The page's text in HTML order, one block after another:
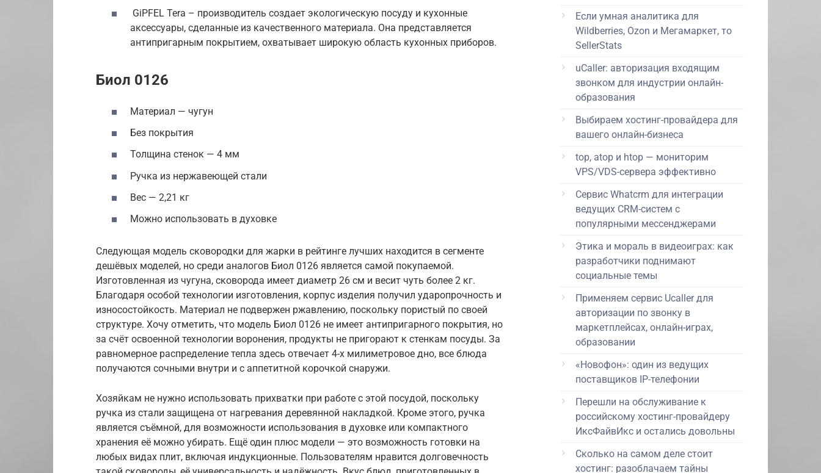
GiPFEL Tera – производитель создает экологическую посуду и кухонные
аксессуары, сделанные из качественного материала. Она представляется
антипригарным покрытием, охватывает широкую область кухонных приборов.
Биол 0126
Материал — чугун
Без покрытия
Толщина стенок — 4 мм
Ручка из нержавеющей стали
Вес — 2,21 кг
Можно использовать в духовке
Следующая модель сковородки для жарки в рейтинге лучших находится в сегменте
дешёвых моделей, но среди аналогов Биол 0126 является самой покупаемой.
Изготовленная из чугуна, сковорода имеет диаметр 26 см и весит чуть более 2 кг.
Благодаря особой технологии изготовления, корпус изделия получил ударопрочность и
износостойкость. Материал не подвержен ржавлению, поскольку пористый по своей
структуре. Хочу отметить, что модель Биол 0126 не имеет антипригарного покрытия, но
за счёт освоенной технологии воронения, продукты не пригорают к стенкам посуды. За
равномерное распределение тепла здесь отвечает 4-х милиметровое дно, все блюда
получаются сочными внутри и с аппетитной корочкой снаружи.
Хозяйкам не нужно использовать прихватки при работе с этой посудой, поскольку
ручка из стали защищена от нагревания деревянной накладкой. Кроме этого, ручка
является съёмной, для возможности использования в духовке или компактного
хранения её можно убирать. Ещё один плюс модели — это возможность готовки на
любых видах плит, включая индукционные. Пользователям нравится долговечность
Если умная аналитика для
Wildberries, Ozon и Мегамаркет, то
SellerStats
uCaller: авторизация входящим
звонком для индустрии онлайн-
образования
Выбираем хостинг-провайдера для
вашего онлайн-бизнеса
top, atop и htop — мониторим
VPS/VDS-сервера эффективно
Сервис Whatcrm для интеграции
ведущих CRM-систем с
популярными мессенджерами
Этика и мораль в видеоиграх: как
разработчики поднимают
социальные темы
Применяем сервис Ucaller для
авторизации по звонку в
маркетплейсах, онлайн-играх,
образовании
«Новофон»: один из ведущих
поставщиков IP-телефонии
Перешли на обслуживание к
российскому хостинг-провайдеру
ИксФайвИкс и остались довольны
Сколько на самом деле стоит
хостинг: разоблачаем тайны